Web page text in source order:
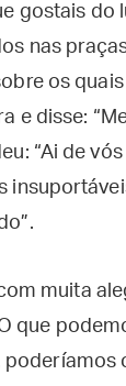
gostais do
nas
os
e disse:
“Ai de
muita
que